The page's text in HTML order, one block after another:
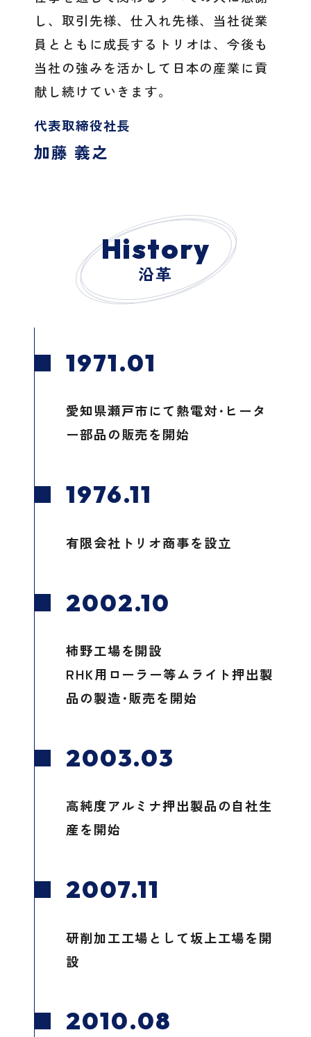
し、取引先様、仕入れ先様、当社従業
員とともに成長するトリオは、今後も
当社の強みを活かして日本の産業に貢
献し続けていきます。
代表取締役社長
加藤 義之
History
沿革
1971.01
愛知県瀬戸市にて熱電対･ヒータ
ー部品の販売を開始
1976.11
有限会社トリオ商事を設立
2002.10
柿野工場を開設
RHK用ローラー等ムライト押出製
品の製造･販売を開始
2003.03
高純度アルミナ押出製品の自社生
産を開始
2007.11
研削加工工場として坂上工場を開
設
2010.08